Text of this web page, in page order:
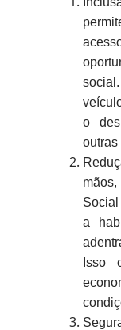
o
outras
a
Isso